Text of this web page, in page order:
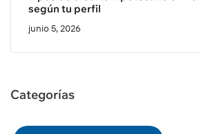
según tu perfil
junio 5, 2026
Categorías